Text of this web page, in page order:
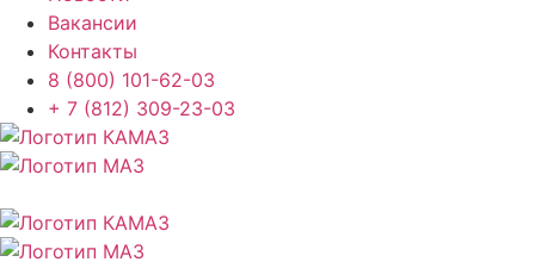
Вакансии
Контакты
8 (800) 101-62-03
+ 7 (812) 309-23-03